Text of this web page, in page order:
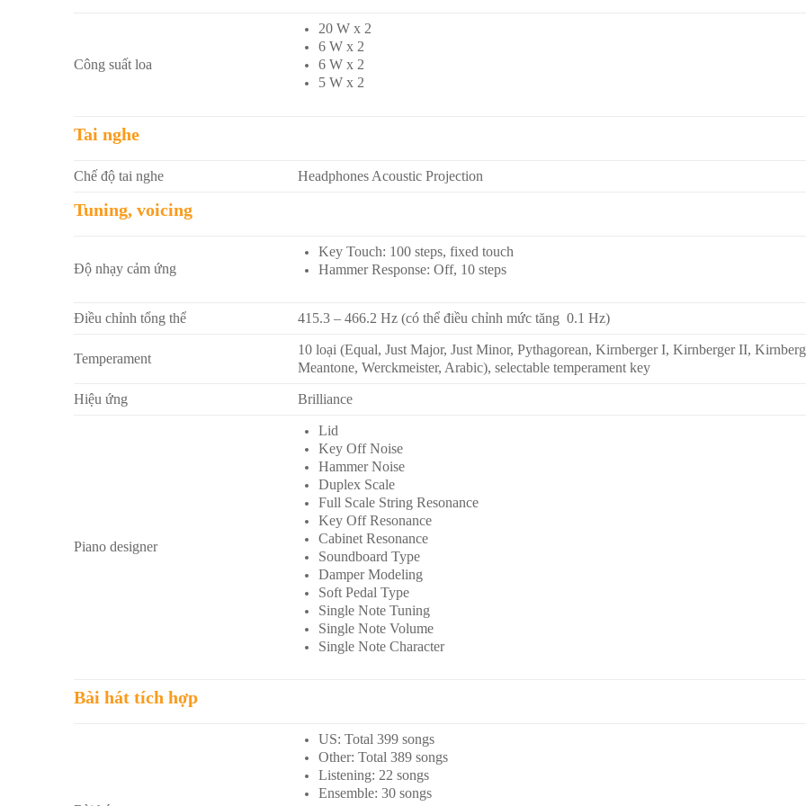
Công suất loa
20 W x 2
6 W x 2
6 W x 2
5 W x 2
Tai nghe
Chế độ tai nghe Headphones Acoustic Projection
Tuning, voicing
Độ nhạy cảm ứng
Key Touch: 100 steps, fixed touch
Hammer Response: Off, 10 steps
Điều chỉnh tổng thể 415.3 – 466.2 Hz (có thể điều chỉnh mức tăng 0.1 Hz)
Temperament
10 loại (Equal, Just Major, Just Minor, Pythagorean, Kirnberger I, Kirnberger II,
Meantone, Werckmeister, Arabic), selectable temperament key
Hiệu ứng Brilliance
Piano designer
Lid
Key Off Noise
Hammer Noise
Duplex Scale
Full Scale String Resonance
Key Off Resonance
Cabinet Resonance
Soundboard Type
Damper Modeling
Soft Pedal Type
Single Note Tuning
Single Note Volume
Single Note Character
Bài hát tích hợp
US: Total 399 songs
Other: Total 389 songs
Listening: 22 songs
Ensemble: 30 songs